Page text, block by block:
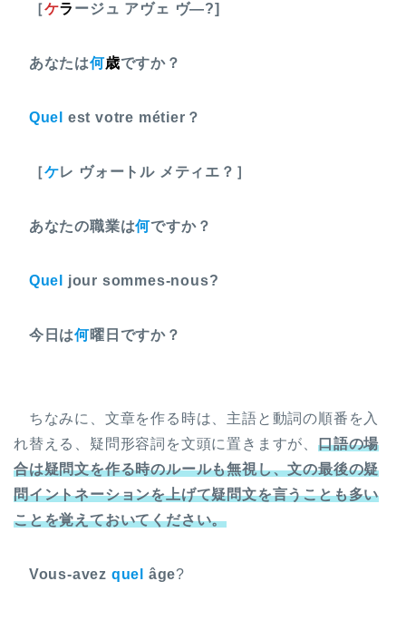
［ケラ ージュ アヴェ ヴ―?]
あなたは何歳ですか？
Quel est votre métier？
［ケレ ヴォートル メティエ？］
あなたの職業は何ですか？
Quel jour sommes-nous?
今日は何曜日ですか？
ちなみに、文章を作る時は、主語と動詞の順番を入
れ替える、疑問形容詞を文頭に置きますが、 口語の場
合は疑問文を作る時のルールも無視し、文の最後の疑
問イントネーションを上げて疑問文を言うことも多い
ことを覚えておいてください。
Vous-avez quel âge?